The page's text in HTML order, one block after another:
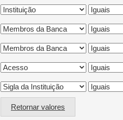
Retornar valores